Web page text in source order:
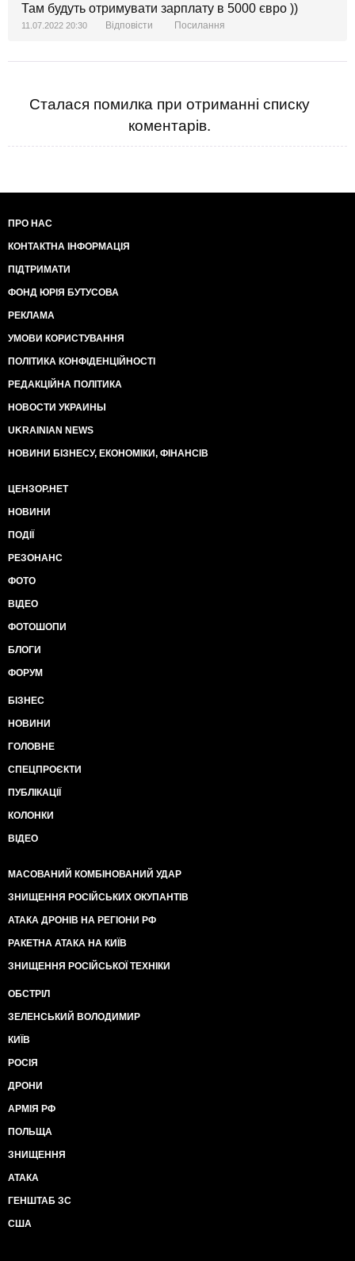
Там будуть отримувати зарплату в 5000 євро ))
11.07.2022 20:30 Відповісти Посилання
Сталася помилка при отриманні списку
коментарів.
ПРО НАС
КОНТАКТНА ІНФОРМАЦІЯ
ПІДТРИМАТИ
ФОНД ЮРІЯ БУТУСОВА
РЕКЛАМА
УМОВИ КОРИСТУВАННЯ
ПОЛІТИКА КОНФІДЕНЦІЙНОСТІ
РЕДАКЦІЙНА ПОЛІТИКА
НОВОСТИ УКРАИНЫ
UKRAINIAN NEWS
НОВИНИ БІЗНЕСУ, ЕКОНОМІКИ, ФІНАНСІВ
ЦЕНЗОР.НЕТ
НОВИНИ
ПОДІЇ
РЕЗОНАНС
ФОТО
ВІДЕО
ФОТОШОПИ
БЛОГИ
ФОРУМ
БІЗНЕС
НОВИНИ
ГОЛОВНЕ
СПЕЦПРОЄКТИ
ПУБЛІКАЦІЇ
КОЛОНКИ
ВІДЕО
МАСОВАНИЙ КОМБІНОВАНИЙ УДАР
ЗНИЩЕННЯ РОСІЙСЬКИХ ОКУПАНТІВ
АТАКА ДРОНІВ НА РЕГІОНИ РФ
РАКЕТНА АТАКА НА КИЇВ
ЗНИЩЕННЯ РОСІЙСЬКОЇ ТЕХНІКИ
ОБСТРІЛ
ЗЕЛЕНСЬКИЙ ВОЛОДИМИР
КИЇВ
РОСІЯ
ДРОНИ
АРМІЯ РФ
ПОЛЬЩА
ЗНИЩЕННЯ
АТАКА
ГЕНШТАБ ЗС
США